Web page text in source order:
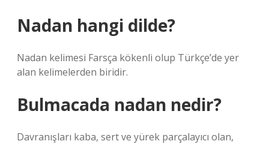
Nadan hangi dilde?
Nadan kelimesi Farsça kökenli olup Türkçe’de yer
alan kelimelerden biridir.
Bulmacada nadan nedir?
Davranışları kaba, sert ve yürek parçalayıcı olan,